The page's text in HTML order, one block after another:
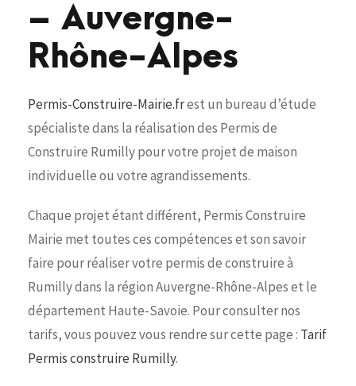
– Auvergne-
Rhône-Alpes
Permis-Construire-Mairie.frest un bureau d’étude
spécialiste dans la réalisation des Permis de
Construire Rumilly pour votre projet de maison
individuelle ou votre agrandissements.
Chaque projet étant différent, Permis Construire
Mairie met toutes ces compétences et son savoir
faire pour réaliser votre permis de construire à
Rumilly dans la région Auvergne-Rhône-Alpes et le
département Haute-Savoie. Pour consulter nos
tarifs, vous pouvez vous rendre sur cette page : Tarif
Permis construire Rumilly.